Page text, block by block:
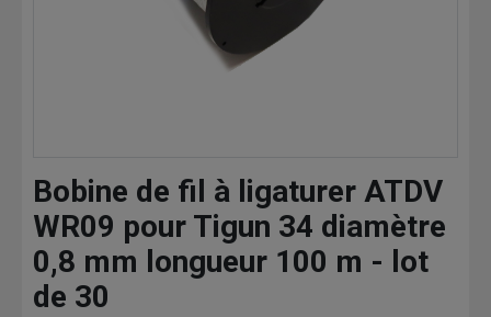
Bobine de fil à ligaturer ATDV
WR09 pour Tigun 34 diamètre
0,8 mm longueur 100 m - lot
de 30